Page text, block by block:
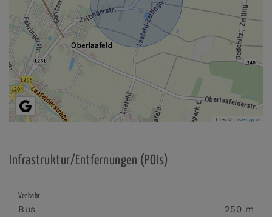
Tiles © basemap.at
Infrastruktur/Entfernungen (POIs)
Verkehr
Bus 250 m